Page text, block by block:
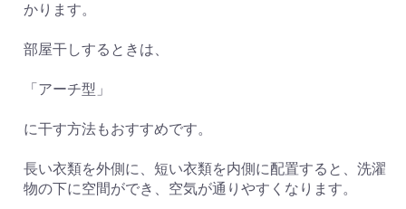
かります。
部屋干しするときは、
「アーチ型」
に干す方法もおすすめです。
長い衣類を外側に、短い衣類を内側に配置すると、洗濯
物の下に空間ができ、空気が通りやすくなります。